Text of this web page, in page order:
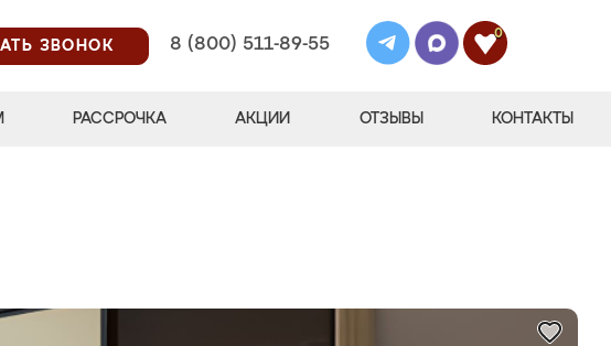
ЗВОНОК
8 (800) 511-89-55
0
РАССРОЧКА АКЦИИ ОТЗЫВЫ КОНТАКТЫ